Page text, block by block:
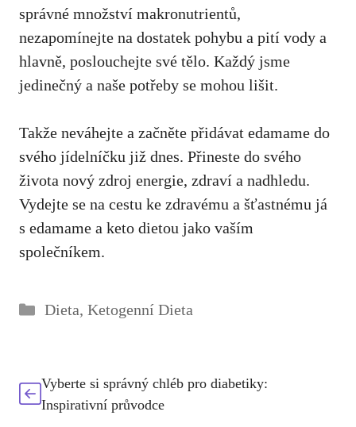
správné množství makronutrientů,
nezapomínejte na dostatek ​pohybu ⁤a pití vody a
hlavně, poslouchejte své tělo. Každý jsme
jedinečný a naše potřeby⁤ se mohou lišit. ⁤
Takže neváhejte‍ a začněte přidávat ‌edamame do
svého jídelníčku již dnes. Přineste​ do ⁢svého
života⁢ nový zdroj energie, zdraví a nadhledu.⁢
Vydejte se na ​cestu ke zdravému a šťastnému já
s ⁤edamame a keto dietou jako vaším
společníkem.
Rubriky
Dieta, Ketogenní Dieta
Vyberte si správný chléb pro diabetiky:
Inspirativní průvodce